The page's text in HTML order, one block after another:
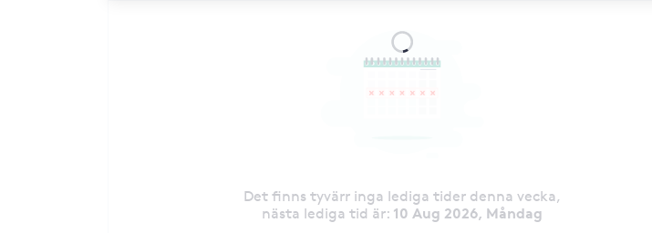
Det finns tyvärr inga lediga tider denna vecka,
nästa lediga tid är: 10 Aug 2026, Måndag